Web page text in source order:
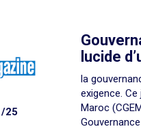
lucide
la
exigence.
Maroc
25